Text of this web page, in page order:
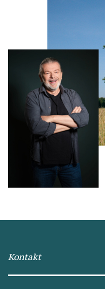
Kontakt